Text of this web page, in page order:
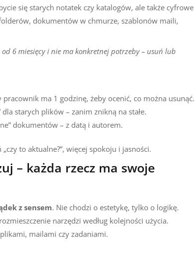
się starych notatek czy katalogów, ale także cyfrowe
dokumentów w chmurze, szablonów maili,
od 6 miesięcy i nie ma konkretnej potrzeby – usuń lub
ma 1 godzinę, żeby ocenić, co można usunąć.
starych plików – zanim znikną na stałe.
dokumentów – z datą i autorem.
to aktualne?”, więcej spokoju i jasności.
– każda rzecz ma swoje
z sensem. Nie chodzi o estetykę, tylko o logikę.
narzędzi według kolejności użycia.
mailami czy zadaniami.